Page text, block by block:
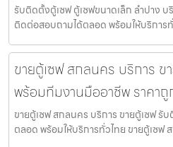
รับติดตั้งตู้เซฟ ตู้เซฟขนาดเล็ก ลำปาง
ติดต่อสอบถามได้ตลอด พร้อมให้บริการ
ขายตู้เซฟ สกลนคร บริการ
พร้อมทีมงานมืออาชีพ ราคาถู
ขายตู้เซฟ สกลนคร บริการ ขายตู้เซฟ
ตลอด พร้อมให้บริการทั่วไทย ขายตู้เซฟ